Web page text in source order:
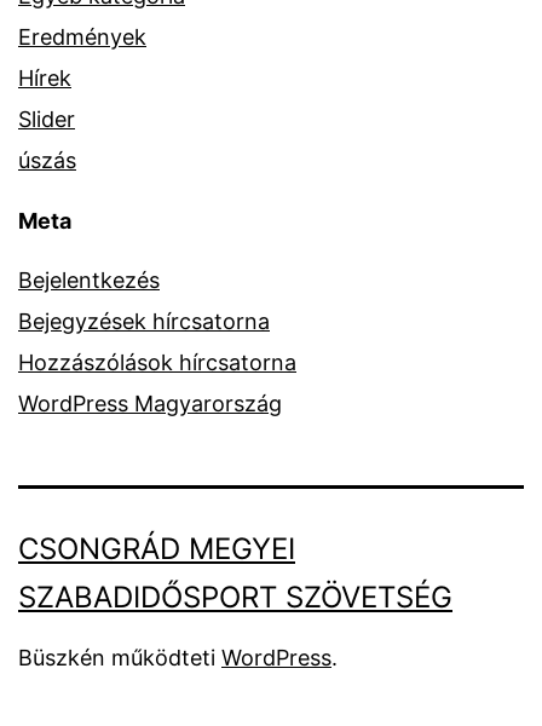
Eredmények
Hírek
Slider
úszás
Meta
Bejelentkezés
Bejegyzések hírcsatorna
Hozzászólások hírcsatorna
WordPress Magyarország
CSONGRÁD MEGYEI
SZABADIDŐSPORT SZÖVETSÉG
Büszkén működteti WordPress.